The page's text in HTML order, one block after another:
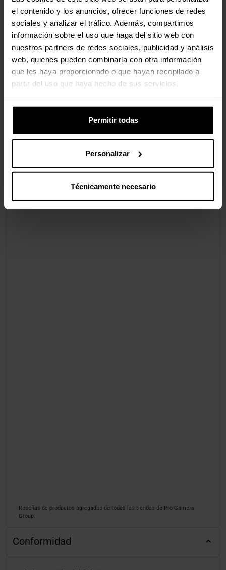
el contenido y los anuncios, ofrecer funciones de redes
sociales y analizar el tráfico. Además, compartimos
información sobre el uso que haga del sitio web con
nuestros partners de redes sociales, publicidad y análisis
web, quienes pueden combinarla con otra información
que les haya proporcionado o que hayan recopilado a
partir del uso que haya hecho de sus servicios.
Permitir todas
Personalizar
Técnicamente necesario
Profundidad del paquete 50 mm
Altura del paquete 300 mm
Peso del paquete 383 g
Tipo de embalaje Bolsa
Reseñas de productos agregadas de todas las tiendas de Pro Gamers
Group.
Conformidad